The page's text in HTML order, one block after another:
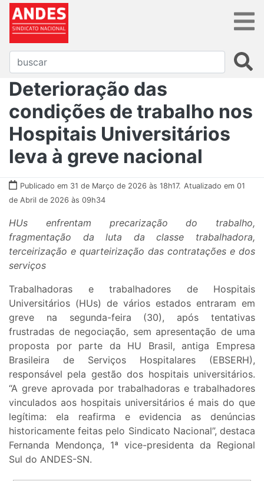
Deterioração das
condições de trabalho nos
Hospitais Universitários
leva à greve nacional
Publicado em 31 de Março de 2026 às 18h17. Atualizado em 01
de Abril de 2026 às 09h34
HUs enfrentam precarização do trabalho,
fragmentação da luta da classe trabalhadora,
terceirização e quarteirização das contratações e dos
serviços
Trabalhadoras e trabalhadores de Hospitais
Universitários (HUs) de vários estados entraram em
greve na segunda-feira (30), após tentativas
frustradas de negociação, sem apresentação de uma
proposta por parte da HU Brasil, antiga Empresa
Brasileira de Serviços Hospitalares (EBSERH),
responsável pela gestão dos hospitais universitários.
“A greve aprovada por trabalhadoras e trabalhadores
vinculados aos hospitais universitários é mais do que
legítima: ela reafirma e evidencia as denúncias
historicamente feitas pelo Sindicato Nacional”, destaca
Fernanda Mendonça, 1ª vice-presidenta da Regional
Sul do ANDES-SN.